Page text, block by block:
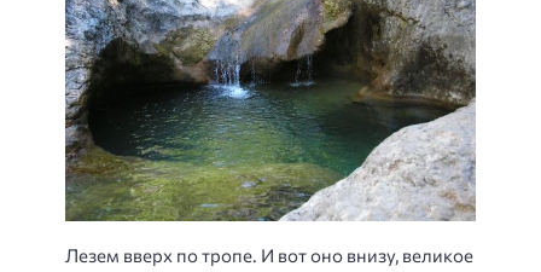
Лезем вверх по тропе. И вот оно внизу, великое